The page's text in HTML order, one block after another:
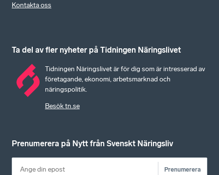
Kontakta oss
Ta del av fler nyheter på Tidningen Näringslivet
Tidningen Näringslivet är för dig som är intresserad av
företagande, ekonomi, arbetsmarknad och
näringspolitik.
Besök tn.se
Prenumerera på Nytt från Svenskt Näringsliv
Prenumerera